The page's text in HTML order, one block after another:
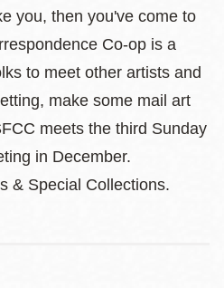
you, then you've come to
Co-op is a
to meet other artists and
make some mail art
meets the third Sunday
in December.
& Special Collections.